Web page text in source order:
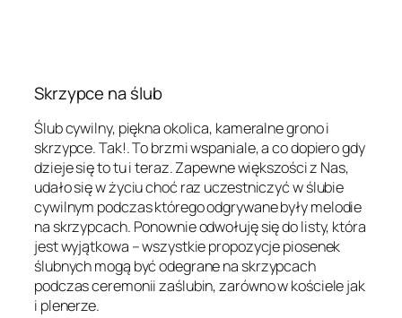
Skrzypce na ślub
Ślub cywilny, piękna okolica, kameralne grono i
skrzypce. Tak!. To brzmi wspaniale, a co dopiero gdy
dzieje się to tu i teraz. Zapewne większości z Nas,
udało się w życiu choć raz uczestniczyć w ślubie
cywilnym podczas którego odgrywane były melodie
na skrzypcach. Ponownie odwołuję się do listy, która
jest wyjątkowa – wszystkie propozycje piosenek
ślubnych mogą być odegrane na skrzypcach
podczas ceremonii zaślubin, zarówno w kościele jak
i plenerze.